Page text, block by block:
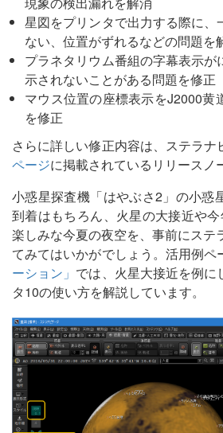
星図をプリンタで出力する際に、
ない、位置がずれるなどの問題を
プラネタリウム番組の字幕表示が
示されないことがある問題を修正
マウス位置の座標表示をJ2000黄
を修正
さらに詳しい修正内容は、ステラナ
ページに掲載されているリリースノ
小惑星探査機「はやぶさ2」の小惑
到着はもちろん、火星の大接近や
楽しみな今夏の夜空を、事前にステ
てみてはいかがでしょう。活用例ペ
ーション」 では、火星大接近を例に
タ10の使い方を解説しています。